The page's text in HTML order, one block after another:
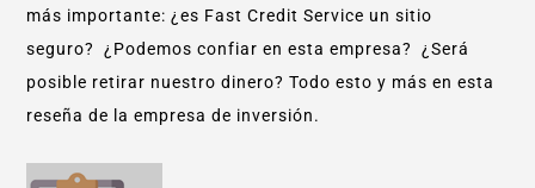
más importante: ¿es Fast Credit Service un sitio
seguro? ¿Podemos confiar en esta empresa? ¿Será
posible retirar nuestro dinero? Todo esto y más en esta
reseña de la empresa de inversión.